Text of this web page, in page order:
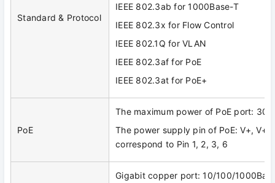
Standard & Protocol
IEEE 802.3ab for 1000Base-T
IEEE 802.3x for Flow Control
IEEE 802.1Q for VLAN
IEEE 802.3af for PoE
IEEE 802.3at for PoE+
PoE
The maximum power of PoE port:
The power supply pin of PoE: V+, V+,
correspond to Pin 1, 2, 3, 6
Gigabit copper port: 10/100/